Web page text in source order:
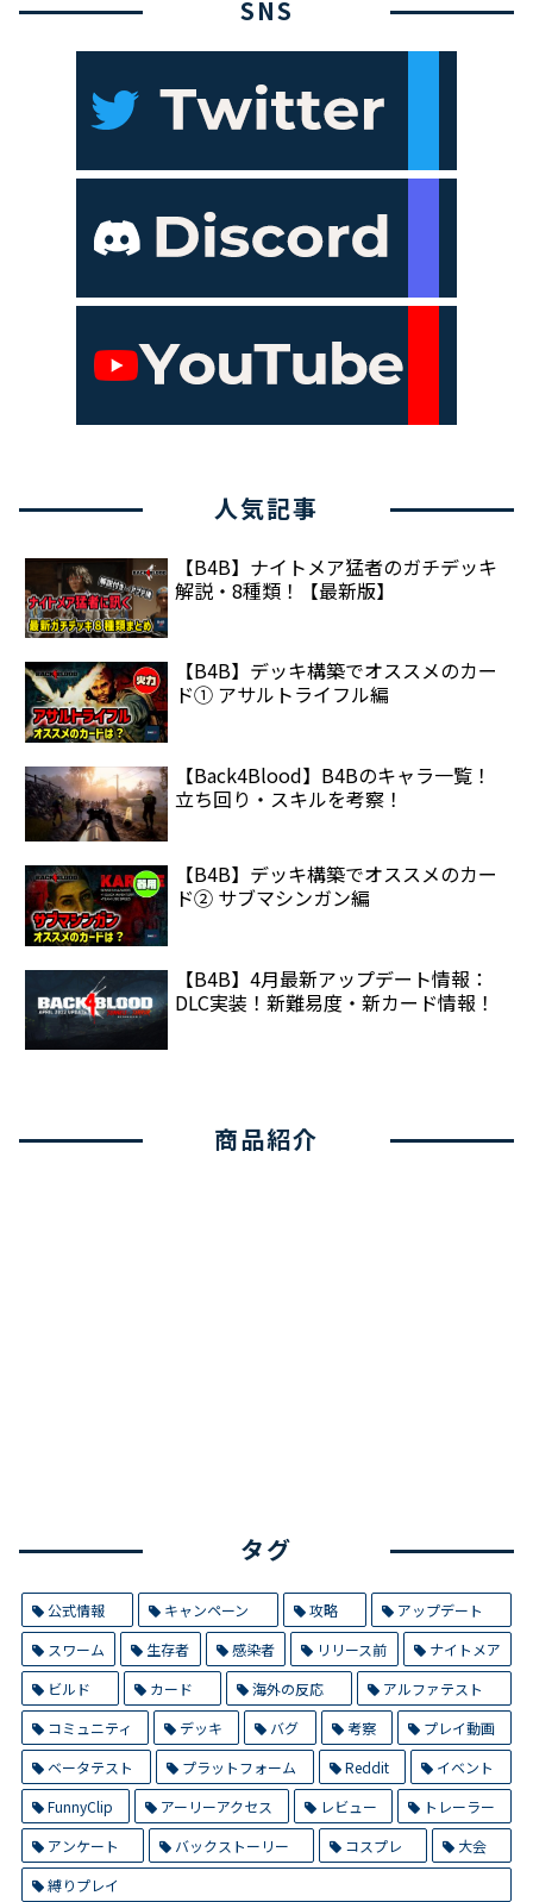
SNS
人気記事
【B4B】ナイトメア猛者のガチデッキ
解説・8種類！【最新版】
【B4B】デッキ構築でオススメのカー
ド① アサルトライフル編
【Back4Blood】B4Bのキャラ一覧！
立ち回り・スキルを考察！
【B4B】デッキ構築でオススメのカー
ド② サブマシンガン編
【B4B】4月最新アップデート情報：
DLC実装！新難易度・新カード情報！
商品紹介
タグ
公式情報 キャンペーン 攻略
アップデート
スワーム
生存者 感染者 リリース前
ナイトメア
ビルド
カード 海外の反応
アルファテスト
コミュニティ
デッキ バグ 考察
プレイ動画
ベータテスト
プラットフォーム Reddit
イベント
FunnyClip
アーリーアクセス レビュー
トレーラー
アンケート
バックストーリー コスプレ
大会
縛りプレイ